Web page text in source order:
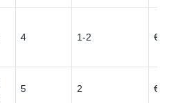
4 1-2 €24
5 2 €26